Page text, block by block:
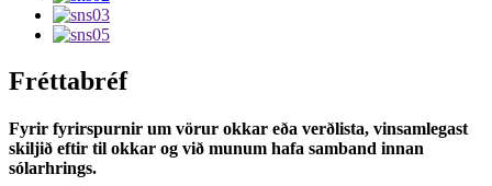
Fréttabréf
Fyrir fyrirspurnir um vörur okkar eða verðlista, vinsamlegast
skiljið eftir til okkar og við munum hafa samband innan
sólarhrings.